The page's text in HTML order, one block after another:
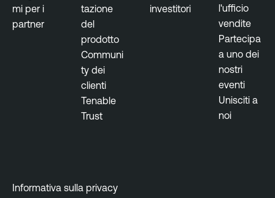
mi per i
partner
tazione
del
prodotto
Communi
ty dei
clienti
Tenable
Trust
investitori
l'ufficio
vendite
Partecipa
a uno dei
nostri
eventi
Unisciti a
noi
Informativa sulla privacy